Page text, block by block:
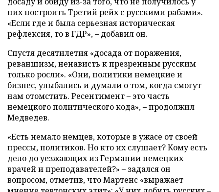
них построить Третий рейх с русскими рабами».
«Если где и была серьезная историческая
рефлексия, то в ГДР», – добавил он.
Спустя десятилетия «досада от поражения,
реваншизм, ненависть к презренным русским
только росли». «Они, политики немецкие и
бизнес, улыбались и думали о том, когда смогут
нам отомстить. Ресентимент – это часть
немецкого политического кода», – продолжил
Медведев.
«Есть немало немцев, которые в ужасе от своей
прессы, политиков. Но кто их слушает? Кому есть
дело до уезжающих из Германии немецких
врачей и преподавателей?» – задался он
вопросом, отметив, что Мартенс «выражает